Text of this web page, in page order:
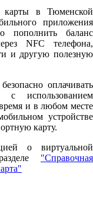
карты в Тюменской
приложения
баланс
NFC телефона,
и другую полезную
оплачивать
с использованием
и в любом месте
устройстве
карту.
о виртуальной
"Справочная